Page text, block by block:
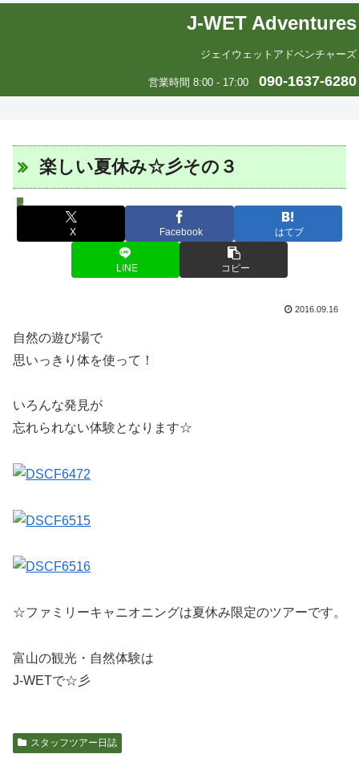
J-WET Adventures
ジェイウェットアドベンチャーズ
営業時間 8:00 - 17:00 090-1637-6280
楽しい夏休み☆彡その３
スタッフツアー日誌
X Facebook はてブ
LINE コピー
2016.09.16
自然の遊び場で
思いっきり体を使って！
いろんな発見が
忘れられない体験となります☆
☆ファミリーキャニオニングは夏休み限定のツアーです。
富山の観光・自然体験は
J-WETで☆彡
スタッフツアー日誌